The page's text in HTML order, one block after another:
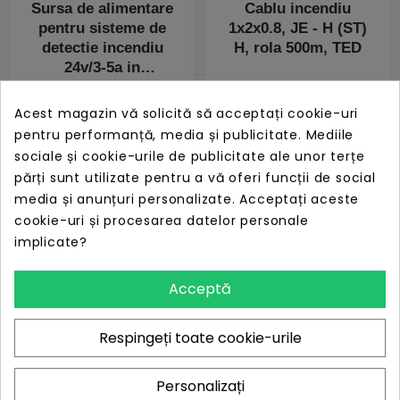
Sursa de alimentare
pentru sisteme de
detectie incendiu
24v/3-5a in
1.058,76 lei
Cablu incendiu
1x2x0.8, JE - H (ST)
H, rola 500m, TED
1.195,83 lei
Sursa de alimentare
HW Placa marcare
Acest magazin vă solicită să acceptați cookie-uri
pentru performanță, media și publicitate. Mediile
sociale și cookie-urile de publicitate ale unor terțe
părți sunt utilizate pentru a vă oferi funcții de social
media și anunțuri personalizate. Acceptați aceste
cookie-uri și procesarea datelor personale
implicate?
Acceptă
Respingeți toate cookie-urile
Personalizați